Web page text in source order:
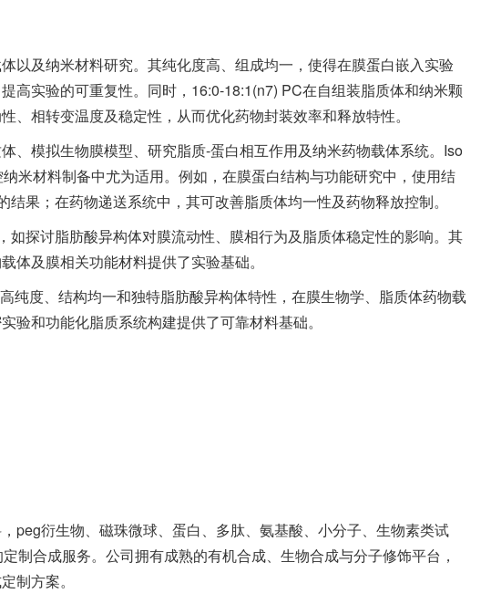
以及纳米材料研究。其纯化度高、组成均一，使得在膜蛋白嵌入实验
高实验的可重复性。同时，16:0-18:1(n7) PC在自组装脂质体和纳米颗
、相转变温度及稳定性，从而优化药物封装效率和释放特性。
、模拟生物膜模型、研究脂质-蛋白相互作用及纳米药物载体系统。Iso
米材料制备中尤为适用。例如，在膜蛋白结构与功能研究中，使用结
果；在药物递送系统中，其可改善脂质体均一性及药物释放控制。
如探讨脂肪酸异构体对膜流动性、膜相行为及脂质体稳定性的影响。其
体及膜相关功能材料提供了实验基础。
纯度、结构均一和独特脂肪酸异构体特性，在膜生物学、脂质体药物载
验和功能化脂质系统构建提供了可靠材料基础。
peg衍生物、磁珠微球、蛋白、多肽、氨基酸、小分子、生物素类试
制合成服务。公司拥有成熟的有机合成、生物合成与分子修饰平台，
制方案。